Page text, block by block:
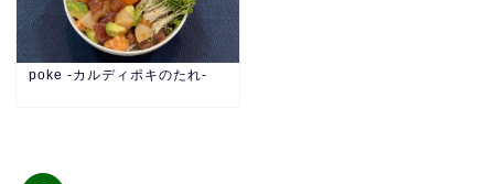
poke -カルディポキのたれ-